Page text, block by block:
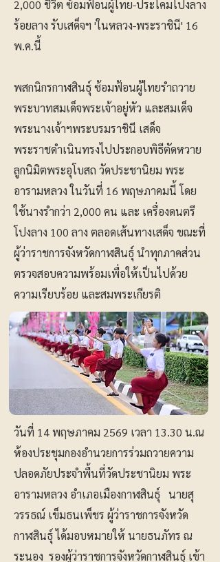
2,000 ชีวิต ซ้อมฟ้อนผู้ไทย-ประโคมโปงลาง
ร้อยลาง รับเสด็จฯ 'ในหลวง-พระราชินี' 16
พ.ค.นี้
พสกนิกรกาฬสินธุ์ ซ้อมฟ้อนผู้ไทยรำถวาย
พระบาทสมเด็จพระเจ้าอยู่หัว และสมเด็จ
พระนางเจ้าฯพระบรมราชินี เสด็จ
พระราชดำเนินทรงไปประกอบพิธีตัดหวาย
ลูกนิมิตพระอุโบสถ วัดประชานิยม พระ
อารามหลวง ในวันที่ 16 พฤษภาคมนี้ โดย
ใช้นางรำกว่า 2,000 คน และ เครื่องดนตรี
โปงลาง 100 ลาง ตลอดเส้นทางเสด็จ ขณะที่
ผู้ว่าราชการจังหวัดกาฬสินธุ์ นำทุกภาคส่วน
ตรวจสอบความพร้อมเพื่อให้เป็นไปด้วย
ความเรียบร้อย และสมพระเกียรติ
วันที่ 14 พฤษภาคม 2569 เวลา 13.30 น.ณ
ห้องประชุมกองอำนวยการร่วมถวายความ
ปลอดภัยประจำพื้นที่วัดประชานิยม พระ
อารามหลวง อำเภอเมืองกาฬสินธุ์ นายสุ
วรรธณ์ เข็มธนเพ็ชร ผู้ว่าราชการจังหวัด
กาฬสินธุ์ ได้มอบหมายให้ นายธนภัทร ณ
ระนอง รองผู้ว่าราชการจังหวัดกาฬสินธุ์ เข้า